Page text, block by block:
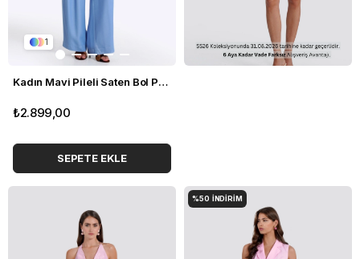
1
Kadın Mavi Pileli Saten Bol Paça pantolon
₺2.899,00
SEPETE EKLE
%50 İNDIRIM